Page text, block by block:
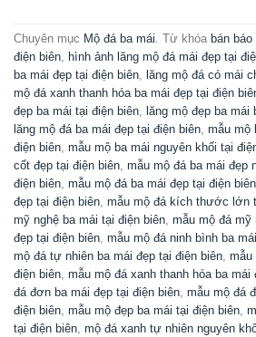
Chuyên mục Mộ đá ba mái. Từ khóa bán
điện biên, hình ảnh lăng mộ đá mái đẹp tại
ba mái đẹp tại điện biên, lăng mộ đá có mái
mộ đá xanh thanh hóa ba mái đẹp tại điện
đẹp ba mái tại điện biên, lăng mộ đẹp ba mái
lăng mộ đá ba mái đẹp tại điện biên, mẫu mộ
điện biên, mẫu mộ ba mái nguyên khối tại
cốt đẹp tại điện biên, mẫu mộ đá ba mái đẹp
điện biên, mẫu mộ đá ba mái đẹp tại điện biên
đẹp tại điện biên, mẫu mộ đá kích thước lớn
mỹ nghệ ba mái tại điện biên, mẫu mộ đá mỹ
đẹp tại điện biên, mẫu mộ đá ninh bình ba
mộ đá tự nhiên ba mái đẹp tại điện biên, mẫu
điện biên, mẫu mộ đá xanh thanh hóa ba mái
đá đơn ba mái đẹp tại điện biên, mẫu mộ đá
điện biên, mẫu mộ đẹp ba mái tại điện biên,
tại điện biên, mộ đá xanh tự nhiên nguyên